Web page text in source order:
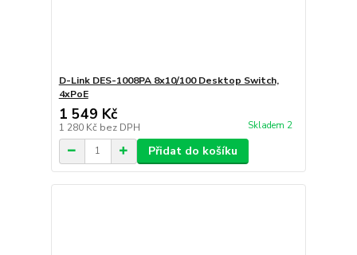
D-Link DES-1008PA 8x10/100 Desktop Switch,
4xPoE
1 549 Kč
1 280 Kč bez DPH Skladem 2
Přidat do košíku